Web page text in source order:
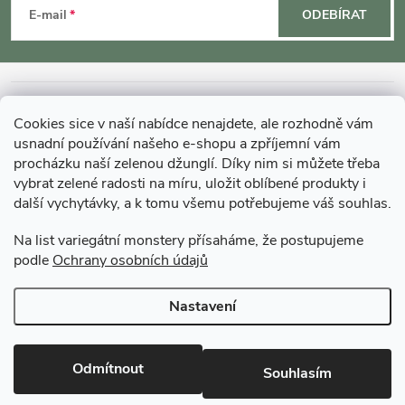
Cookies sice v naší nabídce nenajdete, ale rozhodně vám
usnadní používání našeho e-shopu a zpříjemní vám
procházku naší zelenou džunglí. Díky nim si můžete třeba
vybrat zelené radosti na míru, uložit oblíbené produkty i
další vychytávky, a k tomu všemu potřebujeme váš souhlas.
Na list variegátní monstery přísaháme, že postupujeme
podle Ochrany osobních údajů
Nastavení
Odmítnout Souhlasím
p
a
E-mail ODEBÍRAT
MOHLO BY VÁS ZAJÍMAT
O GARDNERS
Gardners Design - Projekt, realizace a údržba zahrad a interiérů
Copyright 2026Gardners-eshop.cz. Všechna práva vyhrazena.Upravit
nastavení cookies